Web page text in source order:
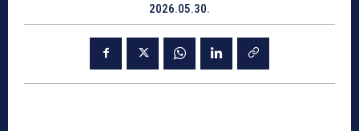
2026.05.30.